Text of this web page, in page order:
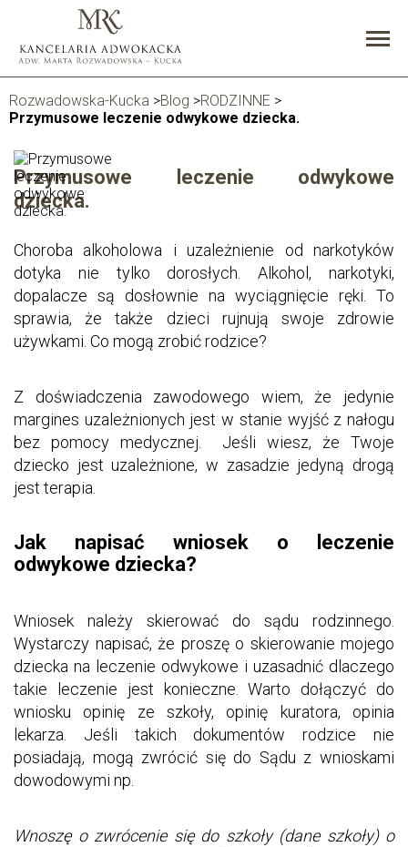
Rozwadowska-Kucka >Blog >RODZINNE >
Przymusowe leczenie odwykowe dziecka.
Przymusowe leczenie odwykowe
dziecka.
Choroba alkoholowa i uzależnienie od narkotyków
dotyka nie tylko dorosłych. Alkohol, narkotyki,
dopalacze są dosłownie na wyciągnięcie ręki. To
sprawia, że także dzieci rujnują swoje zdrowie
używkami. Co mogą zrobić rodzice?
Z doświadczenia zawodowego wiem, że jedynie
margines uzależnionych jest w stanie wyjść z nałogu
bez pomocy medycznej. Jeśli wiesz, że Twoje
dziecko jest uzależnione, w zasadzie jedyną drogą
jest terapia.
Jak napisać wniosek o leczenie
odwykowe dziecka?
Wniosek należy skierować do sądu rodzinnego.
Wystarczy napisać, że proszę o skierowanie mojego
dziecka na leczenie odwykowe i uzasadnić dlaczego
takie leczenie jest konieczne. Warto dołączyć do
wniosku opinię ze szkoły, opinię kuratora, opinia
lekarza. Jeśli takich dokumentów rodzice nie
posiadają, mogą zwrócić się do Sądu z wnioskami
dowodowymi np.
Wnoszę o zwrócenie się do szkoły (dane szkoły) o